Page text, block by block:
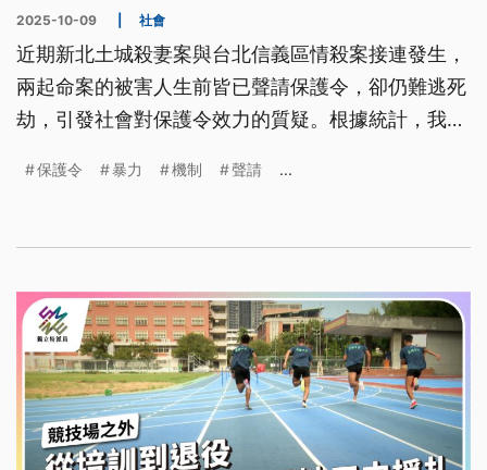
2025-10-09 社會
近期新北土城殺妻案與台北信義區情殺案接連發生，
兩起命案的被害人生前皆已聲請保護令，卻仍難逃死
劫，引發社會對保護令效力的質疑。根據統計，我國
行面、風險評估與跨機關協作上存在系統性缺口。衛
法人力、資訊流通到加害人處遇等面向全面改革，才
保護令 暴力 機制 聲請 ...